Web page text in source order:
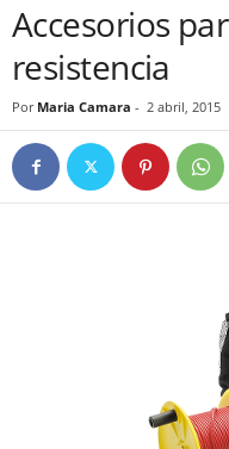
Accesorios
resistencia
Por Maria Camara - 2 abril, 2015